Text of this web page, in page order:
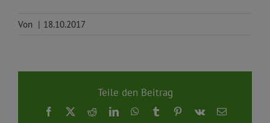
Von | 18.10.2017
Teile den Beitrag
Facebook
X RedditLinkedInWhatsApp
TumblrPinterest
Vk
E-